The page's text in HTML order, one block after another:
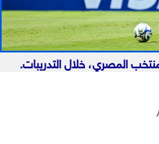
المصري، خلال التدريبات.